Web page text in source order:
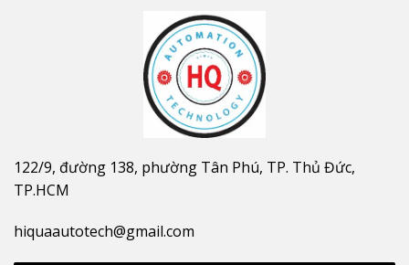
122/9, đường 138, phường Tân Phú, TP. Thủ Đức,
TP.HCM
hiquaautotech@gmail.com